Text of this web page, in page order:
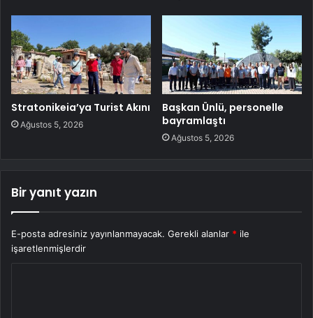
Stratonikeia’ya Turist Akını
Ağustos 5, 2026
Başkan Ünlü, personelle
bayramlaştı
Ağustos 5, 2026
Bir yanıt yazın
E-posta adresiniz yayınlanmayacak. Gerekli alanlar * ile
işaretlenmişlerdir